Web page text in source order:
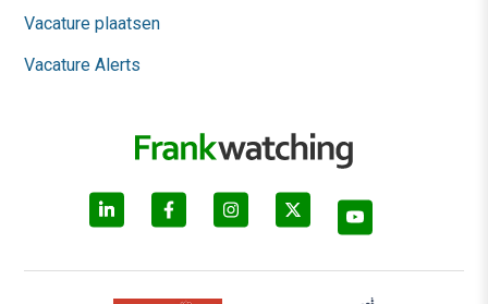
Vacature plaatsen
Vacature Alerts